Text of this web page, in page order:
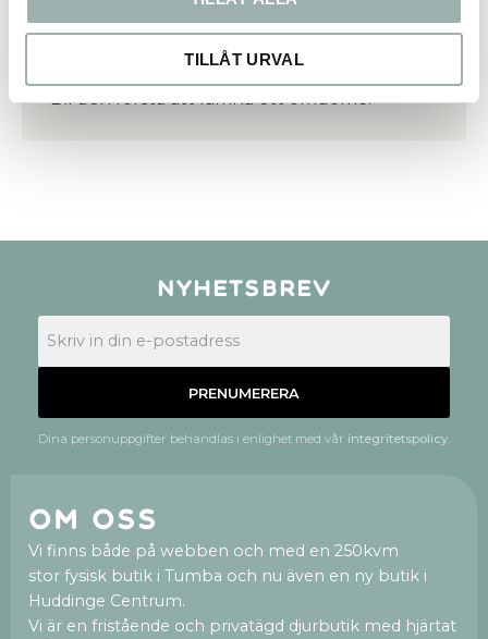
TILLÅT URVAL
Bli den första att lämna ett omdöme.
Nyhetsbrev
PRENUMERERA
Dina personuppgifter behandlas i enlighet med vår integritetspolicy
Om oss
Vi finns både på webben och med en 250kvm
stor fysisk butik i Tumba och nu även en ny butik i
Huddinge Centrum.
Vi är en fristående och privatägd djurbutik med hjärtat